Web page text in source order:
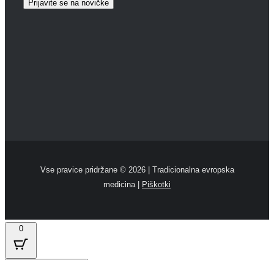
Vse pravice pridržane © 2026 | Tradicionalna evropska
medicina |
Piškotki
0